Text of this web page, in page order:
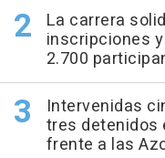
La carrera
inscripciones
2.700
Intervenidas
tres detenidos
frente a las